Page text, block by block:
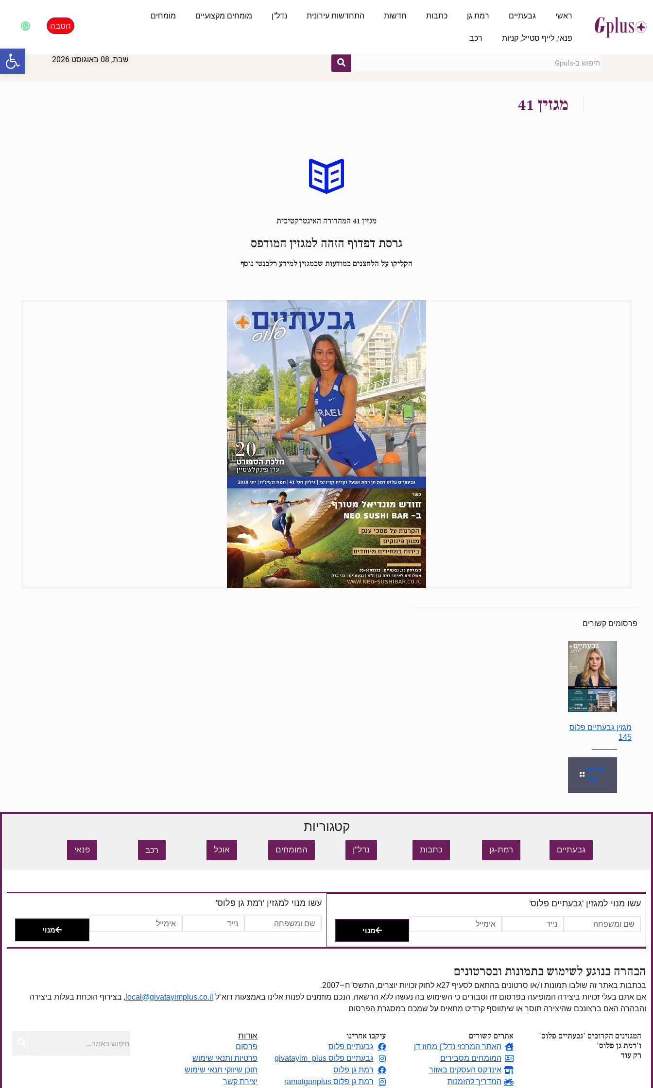
ראשי גבעתיים רמת גן כתבות חדשות התחדשות עירונית נדל"ן מומחים מקצועיים מומחים
פנאי, לייף סטייל, קניות רכב
הטבה
שבת, 08 באוגוסט 2026
מגזין 41
מגזין 41 המהדורה האינטרקטיבית
גרסת דפדוף הזהה למגזין המודפס
הקליקו על הלחצנים במודעות שבמגזין למידע רלבנטי נוסף
פרסומים קשורים
מגזין גבעתיים פלוס
145
קראו
עוד
קטגוריות
גבעתיים רמת-גן כתבות נדל"ן המומחים אוכל רכב פנאי
עשו מנוי למגזין 'גבעתיים פלוס'
מנוי
עשו מנוי למגזין 'רמת גן פלוס'
מנוי
הבהרה בנוגע לשימוש בתמונות ובסרטונים
בכתבות באתר זה שולבו תמונות ו/או סרטונים בהתאם לסעיף 27א לחוק זכויות יוצרים, התשס"ח–2007.
אם אתם בעלי זכויות ביצירה המופיעה בפרסום זה וסבורים כי השימוש בה נעשה ללא הרשאה, הנכם מוזמנים לפנות אלינו באמצעות דוא"ל local@givatayimplus.co.il , בצירוף הוכחת בעלות ביצירה
והבהרה האם ברצונכם שהיצירה תוסר או שיתווסף קרדיט מתאים על שמכם במסגרת הפרסום
המגזינים הקרובים 'גבעתיים פלוס'
ו'רמת גן פלוס'
רק עוד
אתרים קשורים
האתר המרכזי נדל"ן מחוז דן
המומחים מסבירים
אינדקס העסקים באזור
המדריך להזמנות
עיקבו אחרינו
גבעתיים פלוס
גבעתיים פלוס givatayim_plus
רמת גן פלוס
רמת גן פלוס ramatganplus
אודות
פרסום
פרטיות ותנאי שימוש
תוכן שיווקי תנאי שימוש
יצירת קשר
פתח